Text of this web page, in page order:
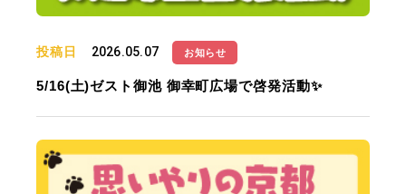
投稿日 2026.05.07 お知らせ
5/16(土)ゼスト御池 御幸町広場で啓発活動✨